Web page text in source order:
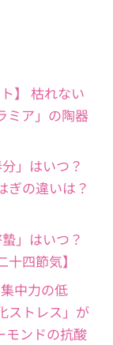
】 枯れない
ミア」の陶器
」はいつ？
ぎの違いは？
」はいつ？
四節気】
中力の低
ストレス」が
モンドの抗酸